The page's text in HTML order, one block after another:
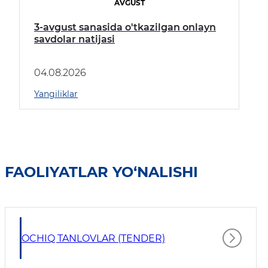
AVGUST
3-avgust sanasida o'tkazilgan onlayn
savdolar natijasi
04.08.2026
Yangiliklar
FAOLIYATLAR YO‘NALISHI
OCHIQ TANLOVLAR (TENDER)